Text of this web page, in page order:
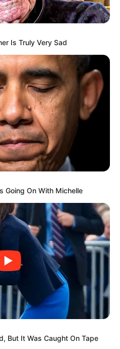
Is Truly Very Sad
Going On With Michelle
But It Was Caught On Tape